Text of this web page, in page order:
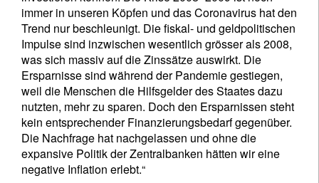
immer in unseren Köpfen und das Coronavirus hat den
Trend nur beschleunigt. Die fiskal- und geldpolitischen
Impulse sind inzwischen wesentlich grösser als 2008,
was sich massiv auf die Zinssätze auswirkt. Die
Ersparnisse sind während der Pandemie gestiegen,
weil die Menschen die Hilfsgelder des Staates dazu
nutzten, mehr zu sparen. Doch den Ersparnissen steht
kein entsprechender Finanzierungsbedarf gegenüber.
Die Nachfrage hat nachgelassen und ohne die
expansive Politik der Zentralbanken hätten wir eine
negative Inflation erlebt.“